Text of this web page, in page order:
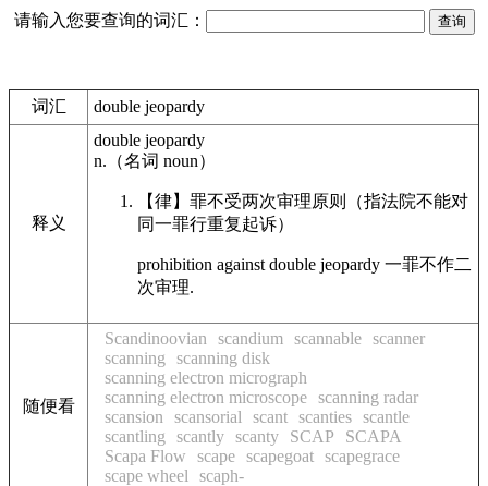
请输入您要查询的词汇：
词汇 double jeopardy
释义
double jeopardy
n. （名词 noun）
【律】 罪不受两次审理原则（指法院不能对
同一罪行重复起诉）
prohibition against double jeopardy 一罪不作二
次审理.
随便看
Scandinoovian scandium scannable scanner
scanning
scanning disk
scanning electron micrograph
scanning electron microscope scanning radar
scansion
scansorial scant scanties scantle
scantling
scantly scanty SCAP
SCAPA
Scapa Flow
scape scapegoat scapegrace
scape wheel
scaph-